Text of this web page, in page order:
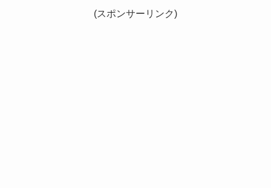
(スポンサーリンク)